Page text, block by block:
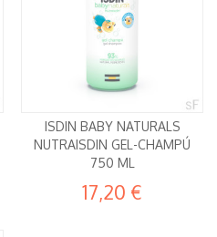
ISDIN BABY NATURALS
NUTRAISDIN GEL-CHAMPÚ
750 ML
17,20 €